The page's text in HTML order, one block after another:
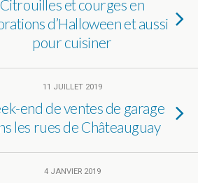
Citrouilles et courges en
d’Halloween et aussi
pour cuisiner
11 JUILLET 2019
end de ventes de garage
les rues de Châteauguay
4 JANVIER 2019